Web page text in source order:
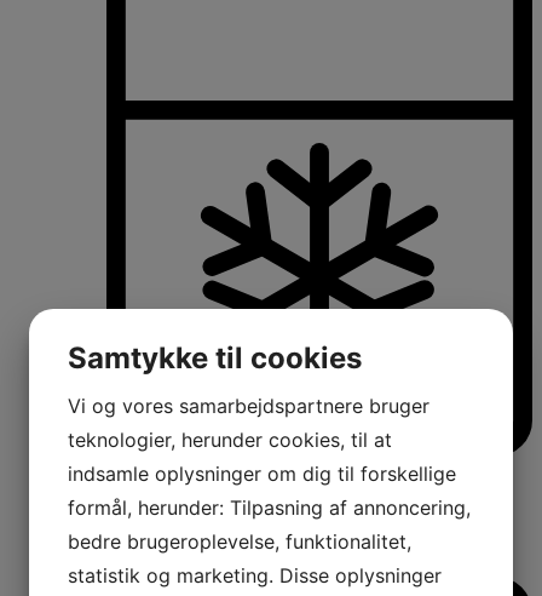
Køle-/fryseskabe
Fritstående køle-/fryseskabe
Integrerbare køle-/fryseskabe
Køleskabe med fryseboks
Amerikanerkøleskabe
Samtykke til cookies
Vi og vores samarbejdspartnere bruger
teknologier, herunder cookies, til at
indsamle oplysninger om dig til forskellige
formål, herunder: Tilpasning af annoncering,
bedre brugeroplevelse, funktionalitet,
statistik og marketing. Disse oplysninger